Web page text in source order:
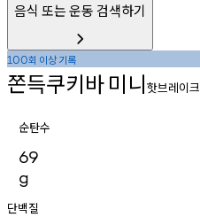
음식 또는 운동 검색하기
100회 이상기록
쫀득쿠키바미니핫브레이크
순탄수
69
g
단백질